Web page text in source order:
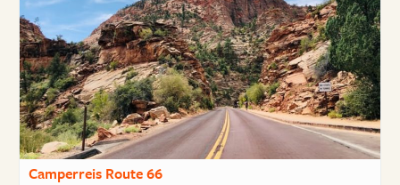
Camperreis Route 66